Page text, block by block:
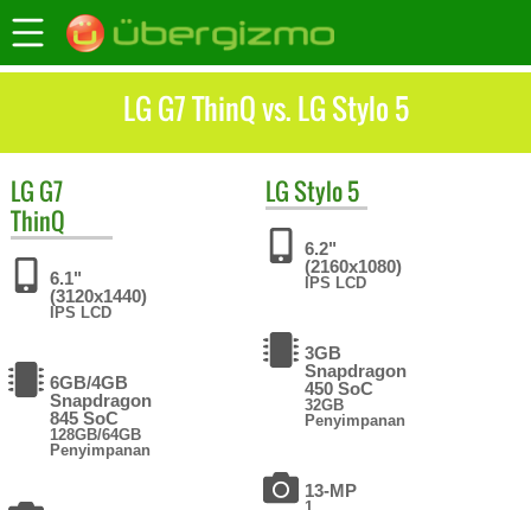
LG G7 ThinQ vs. LG Stylo 5
LG G7
ThinQ
6.1"
(3120x1440)
IPS LCD
6GB/4GB
Snapdragon
845 SoC
128GB/64GB
Penyimpanan
LGStylo 5
6.2"
(2160x1080)
IPS LCD
3GB
Snapdragon
450 SoC
32GB
Penyimpanan
13-MP